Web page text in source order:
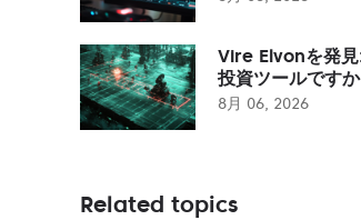
Vire Elvonを発
投資ツールですか
8月 06, 2026
Related topics